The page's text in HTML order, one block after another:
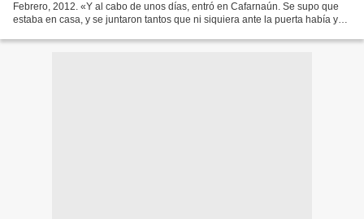
Febrero, 2012. «Y al cabo de unos días, entró en Cafarnaún. Se supo que
estaba en casa, y se juntaron tantos que ni siquiera ante la puerta había ya